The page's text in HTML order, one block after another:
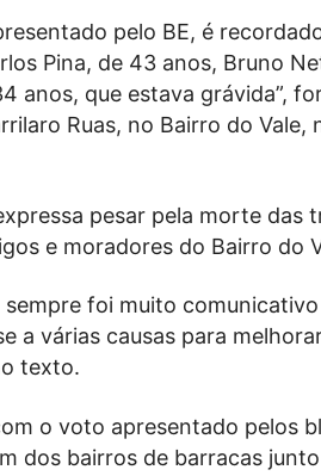
pelo BE, é
Pina, de 43 anos, Bruno
anos, que estava grávida”,
Ruas, no Bairro do Vale,
pesar pela morte das
e moradores do Bairro do
sempre foi muito
a várias causas para
texto.
o voto apresentado pelos
dos bairros de barracas